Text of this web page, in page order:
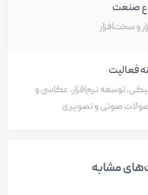
صنعت
و سخت‌افزار
فعالیت
توسعه نرم‌افزار، عکاسی و
صوتی و تصویری
مشابه